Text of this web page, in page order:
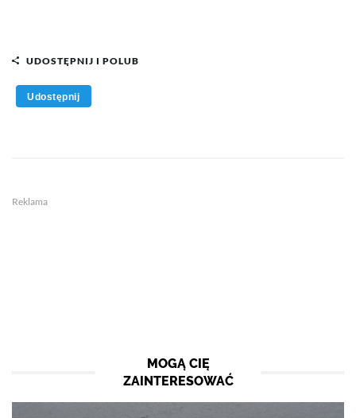
UDOSTĘPNIJ I POLUB
Udostępnij
Reklama
MOGĄ CIĘ
ZAINTERESOWAĆ